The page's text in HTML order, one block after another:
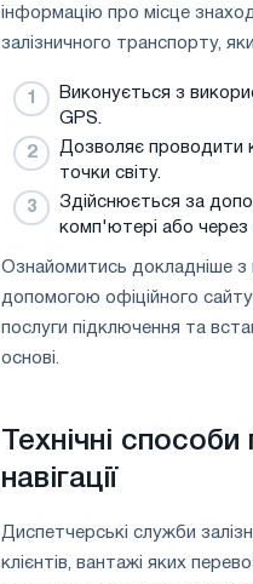
інформацію про місце
залізничного транспорту,
Виконується з
GPS.
Дозволяє проводити
точки світу.
Здійснюється за
комп'ютері або через
Ознайомитись докладніше
допомогою офіційного сайту
послуги підключення та
основі.
Технічні
навігації
Диспетчерські служби
клієнтів, вантажі яких